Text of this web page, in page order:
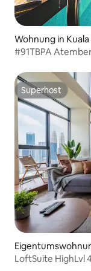
Wohnung in
#91TBPA
Superhost
Superhost
LoftSuite HighLvl